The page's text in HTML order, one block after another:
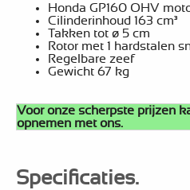
Honda GP160 OHV
Cilinderinhoud 163 cm³
Takken tot ø 5 cm
Rotor met 1 hardstalen
Regelbare zeef
Gewicht 67 kg
Voor onze scherpste prijzen
opnemen met ons.
Specificaties.